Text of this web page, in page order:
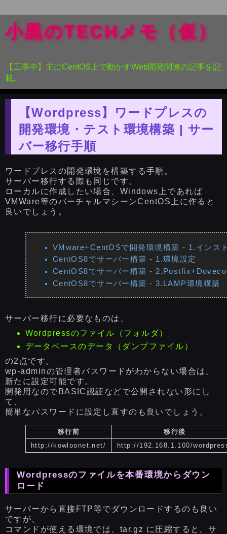
小黒のTECHメモ（仮）
【工事中】主にCentOS上で動かすWeb開発関連の記事を記
載。
【Wordpress】ワードプレスの
開発環境・テスト環境構築 | サー
バー移行手順
ワードプレスの開発環境を構築する手順。
サーバー移行する際も同じです。
ローカルに作成したい場合、Windows上であれば
VMWare等のバーチャルマシーンCentOS上に作ると
良いでしょう。
VMware+CentOSで開発環境構築 - 1.インス
CentOS8でサーバー構築 - 1.環境設定
CentOS8でサーバー構築 -
CentOS8でサーバー構築 - 3.LAMP環境構築
サーバー移行に必要なものは、
Wordpressのファイル（フォルダ）
データベースのデータ（ダンプファイル）
の2点です。
wp-adminの管理者パスワードがわからない場合は、
新たに設定可能です。
開発用なのでBASIC認証などで公開されない形にし
て、
簡単なパスワードに設定し直すのも良いでしょう。
移行前
移行後
http://kowloonet.net/
http://192.168.1.100/
Wordpressのファイルを本番環境からダウン
ロード
サーバーから直接FTP等でダウンロードするのも良い
ですが、
コマンドが使える環境では、tar.gz に圧縮すると、サ